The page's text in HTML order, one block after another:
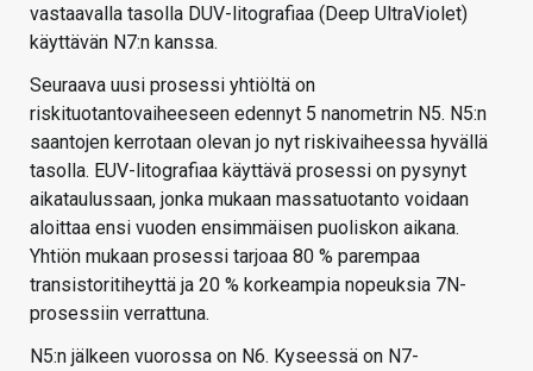
vastaavalla tasolla DUV-litografiaa (Deep UltraViolet)
käyttävän N7:n kanssa.
Seuraava uusi prosessi yhtiöltä on
riskituotantovaiheeseen edennyt 5 nanometrin N5. N5:n
saantojen kerrotaan olevan jo nyt riskivaiheessa hyvällä
tasolla. EUV-litografiaa käyttävä prosessi on pysynyt
aikataulussaan, jonka mukaan massatuotanto voidaan
aloittaa ensi vuoden ensimmäisen puoliskon aikana.
Yhtiön mukaan prosessi tarjoaa 80 % parempaa
transistoritiheyttä ja 20 % korkeampia nopeuksia 7N-
prosessiin verrattuna.
N5:n jälkeen vuorossa on N6. Kyseessä on N7-